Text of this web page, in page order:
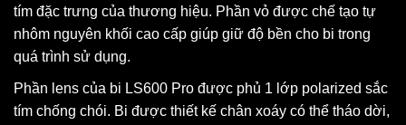
tím đặc trưng của thương hiệu. Phần vỏ được chế tạo tự
nhôm nguyên khối cao cấp giúp giữ độ bền cho bi trong
quá trình sử dụng.
Phần lens của bi LS600 Pro được phủ 1 lớp polarized sắc
tím chống chói. Bi được thiết kế chân xoáy có thể tháo dời,